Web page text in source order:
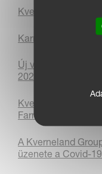
Kverneland Group
Új vezérigazgató
2021. január 1-jétől
Kverneland és
Farming Simulator-
A Kverneland
üzenete a Covid-